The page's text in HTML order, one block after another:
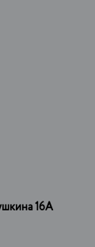
16А